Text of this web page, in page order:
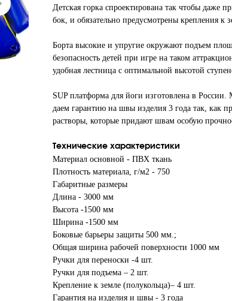
Детская горка спроектирована так чтобы даже
бок, и обязательно предусмотрены крепления к
Борта высокие и упругие окружают подъем
безопасность детей при игре на таком
удобная лестница с оптимальной высотой
SUP платформа для йоги изготовлена в
даем гарантию на швы изделия 3 года так, как
растворы, которые придают швам особую
Технические характеристики
Материал основной - ПВХ ткань
Плотность материала, г/м2 - 750
Габаритные размеры
Длина - 3000 мм
Высота -1500 мм
Ширина -1500 мм
Боковые барьеры защиты 500 мм.;
Общая ширина рабочей поверхности 1000 мм
Ручки для переноски -4 шт.
Ручки для подъема – 2 шт.
Крепление к земле (полукольца)– 4 шт.
Гарантия на изделия и швы - 3 года